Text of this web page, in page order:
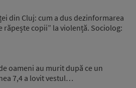
din Cluj: cum a dus dezinformarea
răpește copii” la violență. Sociolog:
oameni au murit după ce un
7,4 a lovit vestul…